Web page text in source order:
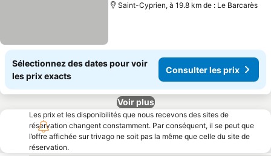
Saint-Cyprien, à 19.8 km de : Le Barcarès
Sélectionnez des dates pour voir
les prix exacts
Consulter les prix
Voir plus
Les prix et les disponibilités que nous recevons des sites de
réservation changent constamment. Par conséquent, il se peut que
l’offre affichée sur trivago ne soit pas la même que celle du site de
réservation.